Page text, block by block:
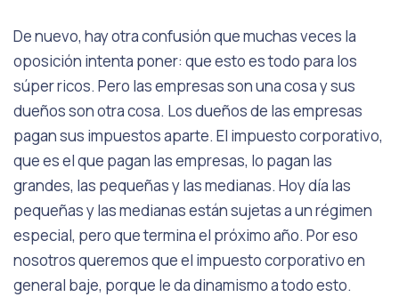
De nuevo, hay otra confusión que muchas veces la
oposición intenta poner: que esto es todo para los
súper ricos. Pero las empresas son una cosa y sus
dueños son otra cosa. Los dueños de las empresas
pagan sus impuestos aparte. El impuesto corporativo,
que es el que pagan las empresas, lo pagan las
grandes, las pequeñas y las medianas. Hoy día las
pequeñas y las medianas están sujetas a un régimen
especial, pero que termina el próximo año. Por eso
nosotros queremos que el impuesto corporativo en
general baje, porque le da dinamismo a todo esto.